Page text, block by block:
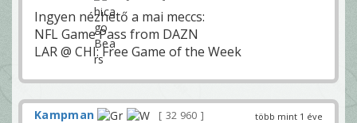
Ingyen nézhető a mai meccs:
NFL Game Pass from DAZN
LAR @ CHI: Free Game of the Week
több mint 1 éve
Kampman
32 960